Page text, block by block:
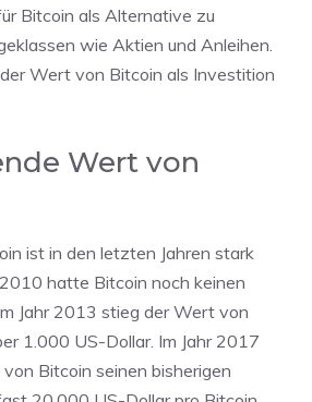
Bitcoin als Alternative zu
wie Aktien und Anleihen.
Wert von Bitcoin als Investition
Wert von
ist in den letzten Jahren stark
hatte Bitcoin noch keinen
Jahr 2013 stieg der Wert von
1.000 US-Dollar. Im Jahr 2017
Bitcoin seinen bisherigen